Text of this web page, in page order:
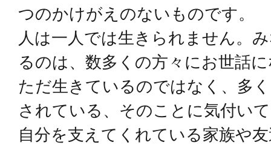
つのかけがえのないものです。
人は一人では生きられません。
るのは、数多くの方々にお世話
ただ生きているのではなく、多
されている、そのことに気付い
自分を支えてくれている家族や